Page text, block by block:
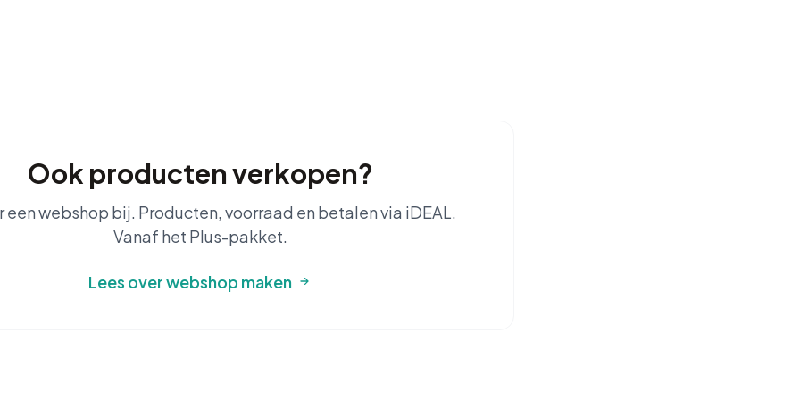
Ook producten verkopen?
een webshop bij. Producten, voorraad en betalen via iDEAL.
Vanaf het Plus-pakket.
Lees over webshop maken